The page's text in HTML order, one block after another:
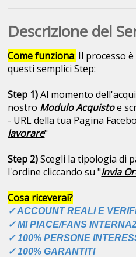
Descrizione del
Come funziona: Il processo
questi semplici Step:
Step 1)Al momento
nostro Modulo Acquistoe
- URL della tua Pagina
lavorare"
Step 2)Scegli la tipologia di
l'ordine cliccando su "Invia
Cosa riceverai?
✓ ACCOUNT REALI E
✓ MI PIACE/FANS
✓ 100% PERSONE
✓ 100% GARANTITI